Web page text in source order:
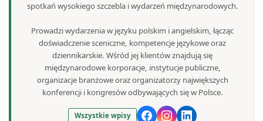
spotkań wysokiego szczebla i wydarzeń międzynarodowych.
Prowadzi wydarzenia w języku polskim i angielskim, łącząc
doświadczenie sceniczne, kompetencje językowe oraz
dziennikarskie. Wśród jej klientów znajdują się
międzynarodowe korporacje, instytucje publiczne,
organizacje branżowe oraz organizatorzy największych
konferencji i kongresów odbywających się w Polsce.
Wszystkie wpisy